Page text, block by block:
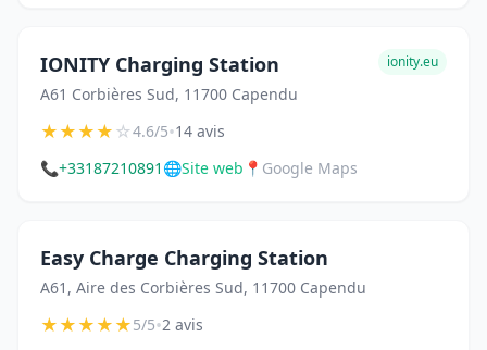
IONITY Charging Station
A61 Corbières Sud, 11700 Capendu
ionity.eu
★★★★☆4.6/5•14 avis
📞+33187210891 🌐Site web 📍 Google Maps
Easy Charge Charging Station
A61, Aire des Corbières Sud, 11700 Capendu
★★★★★5/5•2 avis